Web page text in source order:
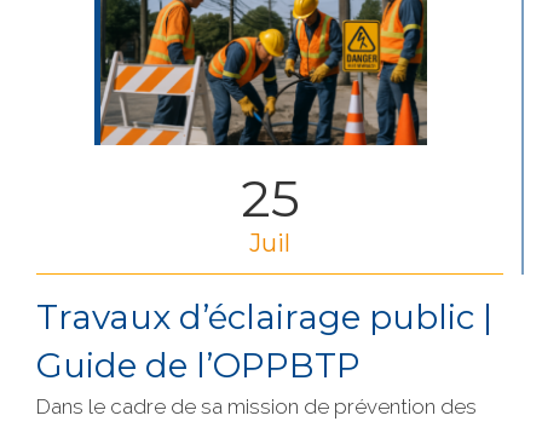
25
Juil
Travaux d’éclairage public |
Guide de l’OPPBTP
Dans le cadre de sa mission de prévention des